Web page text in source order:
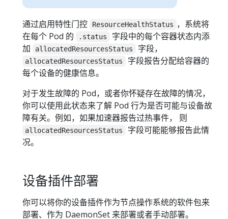
通过启用特性门控 ResourceHealthStatus ，系统将
在每个 Pod 的
.status
字段中的每个容器状态内添
加
allocatedResourcesStatus 字段，
allocatedResourcesStatus
字段报告分配给容器的
每个设备的健康信息。
对于发生故障的 Pod，或者你怀疑存在故障的情况，
你可以使用此状态来了解 Pod 行为是否可能与设备故
障有关。例如，如果加速器报告过热事件， 则
allocatedResourcesStatus
字段可能能够报告此情
况。
设备插件部署
你可以将你的设备插件作为节点操作系统的软件包来
部署、作为 DaemonSet 来部署或者手动部署。